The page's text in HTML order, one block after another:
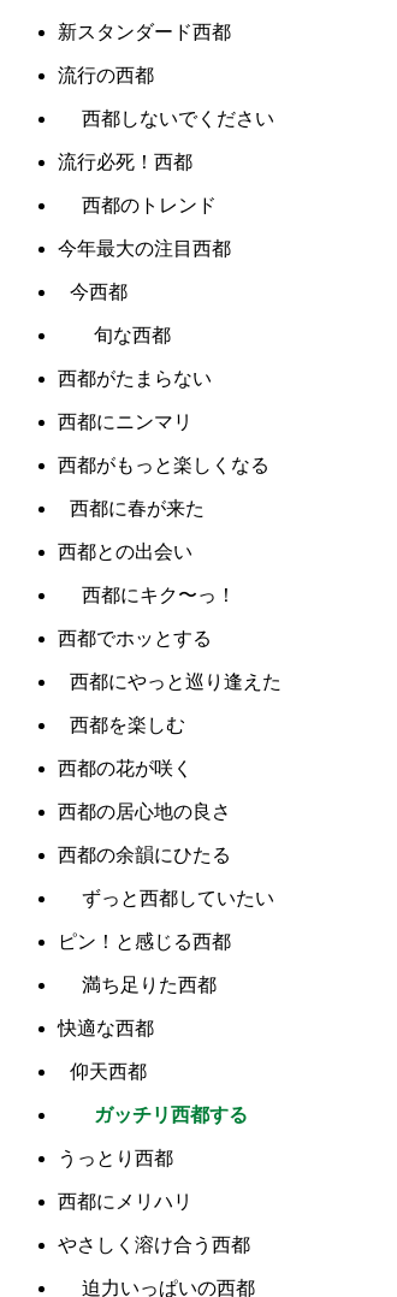
新スタンダード西都
流行の西都
西都しないでください
流行必死！西都
西都のトレンド
今年最大の注目西都
今西都
旬な西都
西都がたまらない
西都にニンマリ
西都がもっと楽しくなる
西都に春が来た
西都との出会い
西都にキク〜っ！
西都でホッとする
西都にやっと巡り逢えた
西都を楽しむ
西都の花が咲く
西都の居心地の良さ
西都の余韻にひたる
ずっと西都していたい
ピン！と感じる西都
満ち足りた西都
快適な西都
仰天西都
ガッチリ西都する
うっとり西都
西都にメリハリ
やさしく溶け合う西都
迫力いっぱいの西都